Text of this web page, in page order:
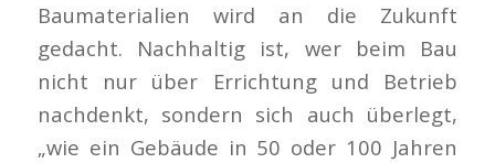
Baumaterialien wird an die Zukunft
gedacht. Nachhaltig ist, wer beim Bau
nicht nur über Errichtung und Betrieb
nachdenkt, sondern sich auch überlegt,
„wie ein Gebäude in 50 oder 100 Jahren